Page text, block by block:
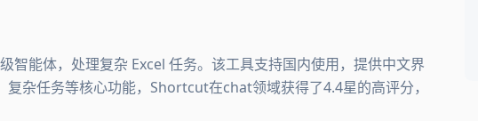
能体，处理复杂 Excel 任务。该工具支持国内使用，提供中文界
杂任务等核心功能，Shortcut在chat领域获得了4.4星的高评分，